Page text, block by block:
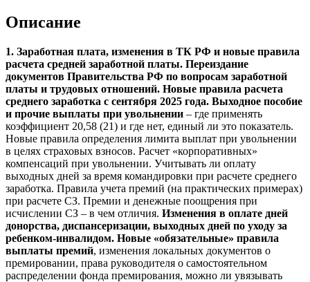
Описание
1. Заработная плата, изменения в ТК РФ и новые правила
расчета средней заработной платы. Переиздание
документов Правительства РФ по вопросам заработной
платы и трудовых отношений. Новые правила расчета
среднего заработка с сентября 2025 года. Выходное пособие
и прочие выплаты при увольнении – где применять
коэффициент 20,58 (21) и где нет, единый ли это показатель.
Новые правила определения лимита выплат при увольнении
в целях страховых взносов. Расчет «корпоративных»
компенсаций при увольнении. Учитывать ли оплату
выходных дней за время командировки при расчете среднего
заработка. Правила учета премий (на практических примерах)
при расчете СЗ. Премии и денежные поощрения при
исчислении СЗ – в чем отличия. Изменения в оплате дней
донорства, диспансеризации, выходных дней по уходу за
ребенком-инвалидом. Новые «обязательные» правила
выплаты премий, изменения локальных документов о
премировании, права руководителя о самостоятельном
распределении фонда премирования, можно ли увязывать